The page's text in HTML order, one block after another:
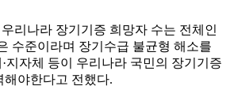
리나라 장기기증 희망자 수는 전체인
수준이라며 장기수급 불균형 해소를
지자체 등이 우리나라 국민의 장기기증
해야한다고 전했다.